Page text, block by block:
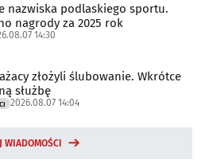
nazwiska podlaskiego sportu.
nagrody za 2025 rok
14:30
złożyli ślubowanie. Wkrótce
służbę
2026.08.07 14:04
WIADOMOŚCI